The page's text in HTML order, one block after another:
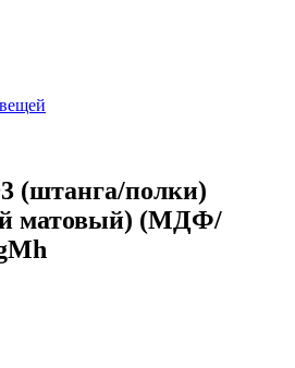
(штанга/полки)
матовый) (МДФ/